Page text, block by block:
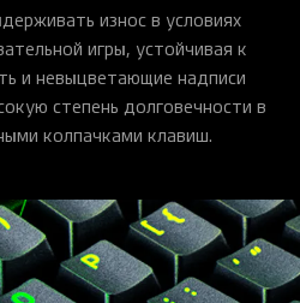
износ в условиях
игры, устойчивая к
и невыцветающие надписи
степень долговечности в
колпачками клавиш.